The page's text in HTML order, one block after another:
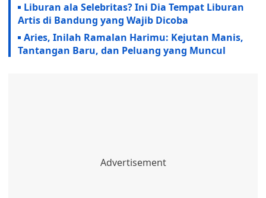
Liburan ala Selebritas? Ini Dia Tempat Liburan
Artis di Bandung yang Wajib Dicoba
Aries, Inilah Ramalan Harimu: Kejutan Manis,
Tantangan Baru, dan Peluang yang Muncul